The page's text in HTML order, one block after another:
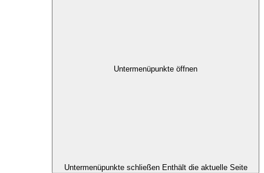
Untermenüpunkte öffnen
Untermenüpunkte schließen Enthält die aktuelle Seite